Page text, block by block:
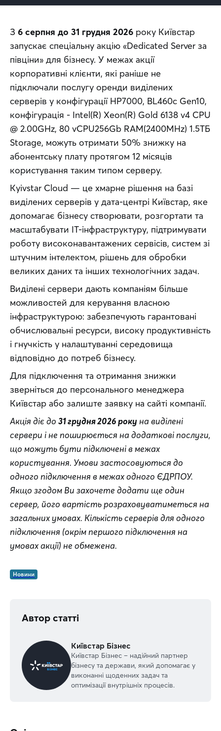
З 6 серпня до 31 грудня 2026 року Київстар
запускає спеціальну акцію «Dedicated Server за
півціни» для бізнесу. У межах акції
корпоративні клієнти, які раніше не
підключали послугу оренди виділених
серверів у конфігурації HP7000, BL460c Gen10,
конфігурація - Intel(R) Xeon(R) Gold 6138 v4 CPU
@ 2.00GHz, 80 vCPU256Gb RAM(2400MHz) 1.5ТБ
Storage, можуть отримати 50% знижку на
абонентську плату протягом 12 місяців
користування таким типом серверу.
Kyivstar Cloud — це хмарне рішення на базі
виділених серверів у дата-центрі Київстар, яке
допомагає бізнесу створювати, розгортати та
масштабувати ІТ-інфраструктуру, підтримувати
роботу високонавантажених сервісів, систем зі
штучним інтелектом, рішень для обробки
великих даних та інших технологічних задач.
Виділені сервери дають компаніям більше
можливостей для керування власною
інфраструктурою: забезпечують гарантовані
обчислювальні ресурси, високу продуктивність
і гнучкість у налаштуванні середовища
відповідно до потреб бізнесу.
Для підключення та отримання знижки
зверніться до персонального менеджера
Київстар або залиште заявку на сайті компанії.
Акція діє до 31 грудня 2026 року на виділені
сервери і не поширюється на додаткові послуги,
що можуть бути підключені в межах
користування. Умови застосовуються до
одного підключення в межах одного ЄДРПОУ.
Якщо згодом Ви захочете додати ще один
сервер, його вартість розраховуватиметься на
загальних умовах. Кількість серверів для одного
підключення (окрім першого підключення на
умовах акції) не обмежена.
Новини
Автор статті
Київстар Бізнес
Київстар Бізнес – надійний партнер
бізнесу та держави, який допомагає у
виконанні щоденних задач та
оптимізації внутрішніх процесів.